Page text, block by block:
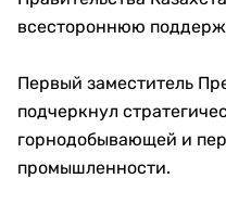
всестороннюю
Первый заместитель
подчеркнул
горнодобывающей и
промышленности.